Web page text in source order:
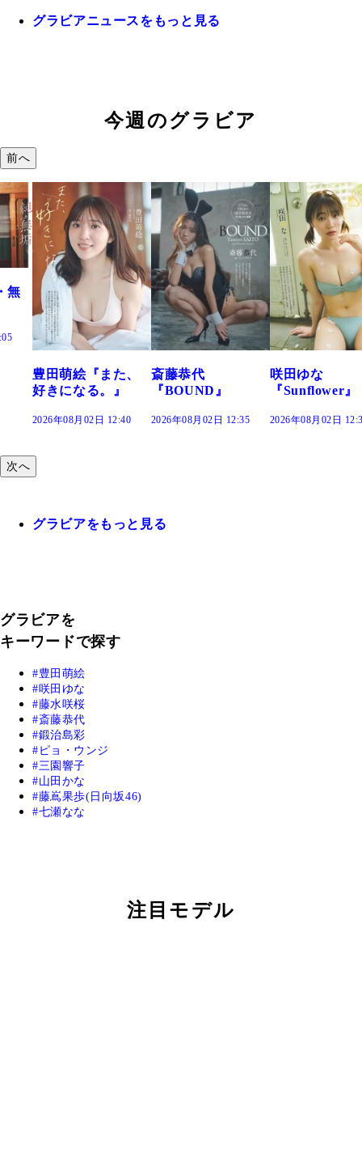
グラビアニュースをもっと見る
今週のグラビア
前へ
斎藤恭代
『BOUND』
2026年08月02日 12:35
咲田ゆな
『Sunflower』
2026年08月02日 12:30
藤水咲桜『花
だまり』
2026年08月02日
次へ
グラビアをもっと見る
グラビアを
キーワードで探す
豊田萌絵
咲田ゆな
藤水咲桜
斎藤恭代
鍛治島彩
ピョ・ウンジ
三園響子
山田かな
藤嶌果歩(日向坂46)
七瀬なな
注目モデル